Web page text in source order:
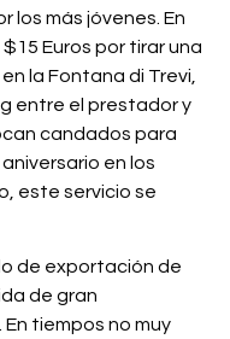
los más jóvenes. En
Euros por tirar una
la Fontana di Trevi,
entre el prestador y
candados para
en los
este servicio se
de exportación de
de gran
tiempos no muy